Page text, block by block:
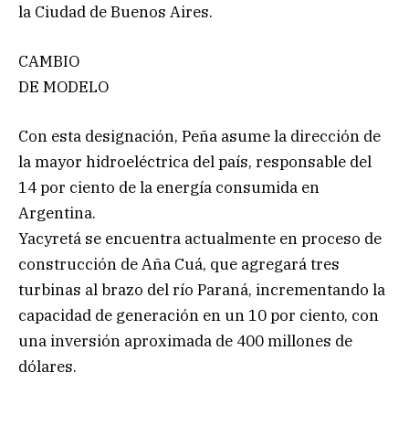
la Ciudad de Buenos Aires.
CAMBIO
DE MODELO
Con esta designación, Peña asume la dirección de
la mayor hidroeléctrica del país, responsable del
14 por ciento de la energía consumida en
Argentina.
Yacyretá se encuentra actualmente en proceso de
construcción de Aña Cuá, que agregará tres
turbinas al brazo del río Paraná, incrementando la
capacidad de generación en un 10 por ciento, con
una inversión aproximada de 400 millones de
dólares.